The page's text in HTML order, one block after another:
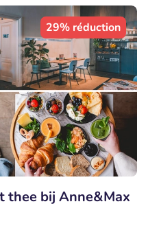
29% réduction
thee bij Anne&Max